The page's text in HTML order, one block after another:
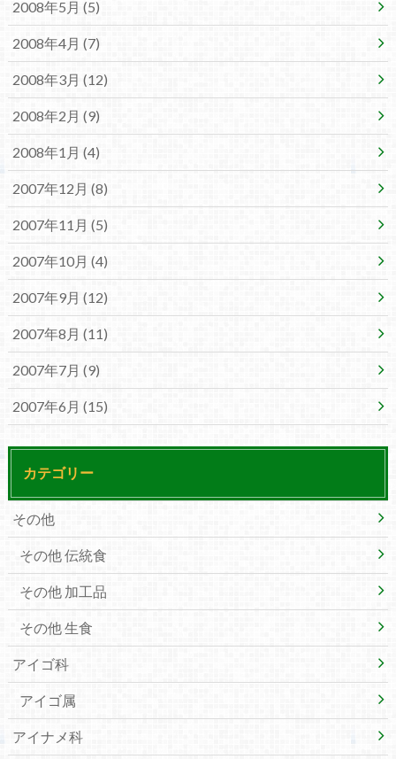
2008年5月 (5)
2008年4月 (7)
2008年3月 (12)
2008年2月 (9)
2008年1月 (4)
2007年12月 (8)
2007年11月 (5)
2007年10月 (4)
2007年9月 (12)
2007年8月 (11)
2007年7月 (9)
2007年6月 (15)
カテゴリー
その他
その他 伝統食
その他 加工品
その他 生食
アイゴ科
アイゴ属
アイナメ科